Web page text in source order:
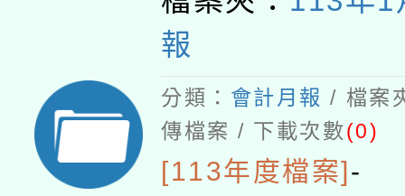
報
分類： 會計月報 / 檔案
傳檔案 / 下載次數(0)
[113年度檔案]-